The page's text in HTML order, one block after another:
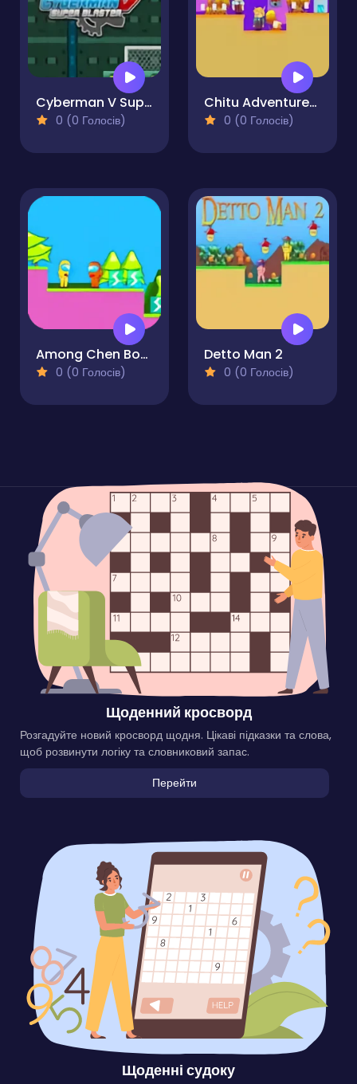
Cyberman V Super Blaster
0 (0 Голосів)
Chitu Adventures 2
0 (0 Голосів)
Among Chen Bots 2
0 (0 Голосів)
Detto Man 2
0 (0 Голосів)
Щоденний кросворд
Розгадуйте новий кросворд щодня. Цікаві підказки та слова,
щоб розвинути логіку та словниковий запас.
Перейти
Щоденні судоку